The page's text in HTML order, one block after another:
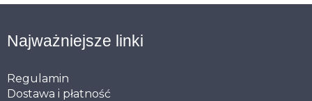
Najważniejsze linki
Regulamin
Dostawa i płatność